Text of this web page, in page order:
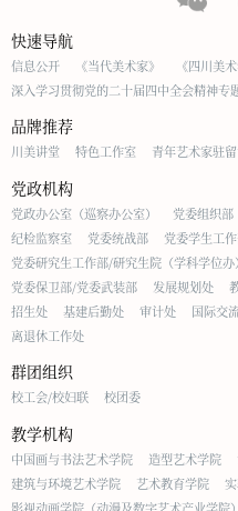
快速导航
信息公开 《当代美术家》 《四川美
深入学习贯彻党的二十届四中全会精神专
品牌推荐
川美讲堂 特色工作室 青年艺术家驻
党政机构
党政办公室（巡察办公室） 党委组织部
纪检监察室
党委统战部
党委学生工
党委研究生工作部/研究生院（学科学位办）
党委保卫部/党委武装部
发展规划处
招生处
基建后勤处 审计处
国际交
离退休工作处
群团组织
校工会/校妇联 校团委
教学机构
中国画与书法艺术学院 造型艺术学院
建筑与环境艺术学院
艺术教育学院
影视动画学院（动漫及数字艺术产业学院）